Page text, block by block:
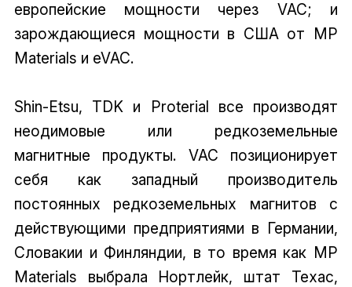
европейские мощности через VAC; и
зарождающиеся мощности в США от MP
Materials и eVAC.
Shin-Etsu, TDK и Proterial все производят
неодимовые или редкоземельные
магнитные продукты. VAC позиционирует
себя как западный производитель
постоянных редкоземельных магнитов с
действующими предприятиями в Германии,
Словакии и Финляндии, в то время как MP
Materials выбрала Нортлейк, штат Техас,